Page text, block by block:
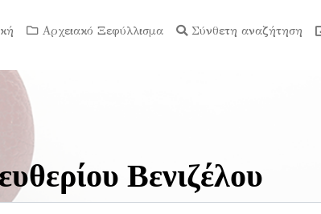
Αρχειακό Ξεφύλλισμα Σύνθετη αναζήτηση
Βενιζέλου